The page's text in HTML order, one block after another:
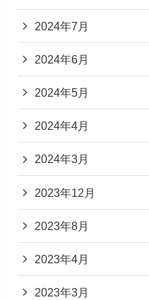
2024年7月
2024年6月
2024年5月
2024年4月
2024年3月
2023年12月
2023年8月
2023年4月
2023年3月